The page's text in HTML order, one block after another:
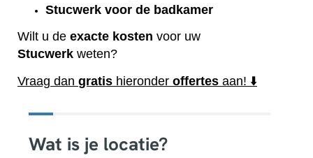
Stucwerk voor de badkamer
Wilt u de exacte kosten voor uw
Stucwerk weten?
Vraag dan gratis hieronder offertes aan! ⬇️